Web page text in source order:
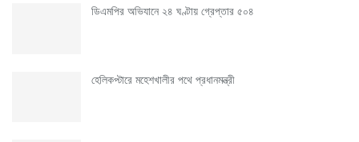
ডিএমপির অভিযানে ২৪ ঘণ্টায় গ্রেপ্তার ৫০৪
হেলিকপ্টারে মহেশখালীর পথে প্রধানমন্ত্রী